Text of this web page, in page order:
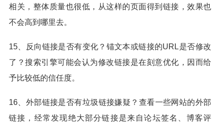
相关，整体质量也很低，从这样的页面得到链接，效果也
不会高到哪里去。
15、反向链接是否有变化？锚文本或链接的URL是否修改
了？搜索引擎可能会认为修改链接是在刻意优化，因而给
予比较低的信任度。
16、外部链接是否有垃圾链接嫌疑？查看一些网站的外部
链接，经常发现绝大部分链接是来自论坛签名、博客评